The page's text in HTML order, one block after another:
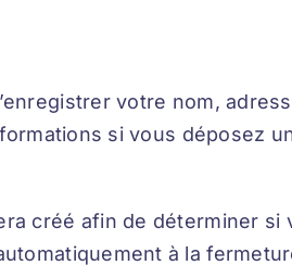
votre nom,
si vous déposez
créé afin de déterminer si
à la